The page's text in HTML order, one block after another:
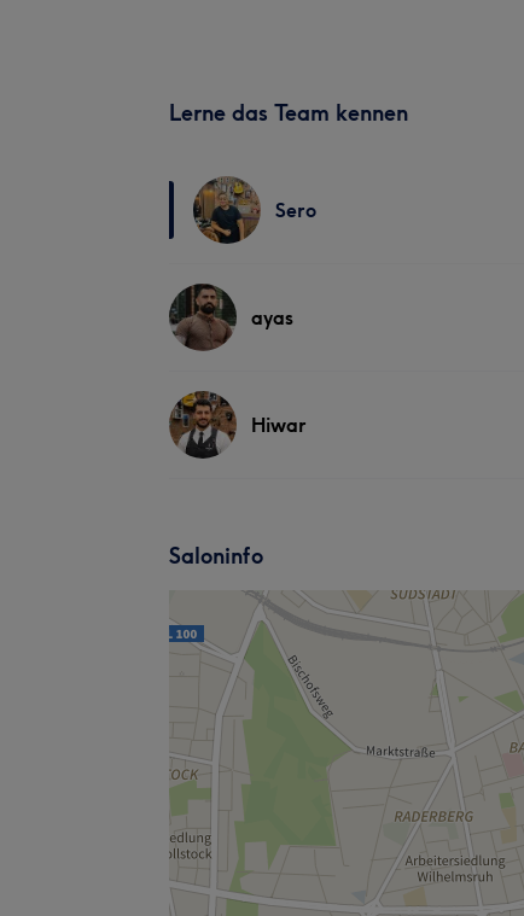
Lerne das Team kennen
Sero
ayas
Hiwar
Saloninfo